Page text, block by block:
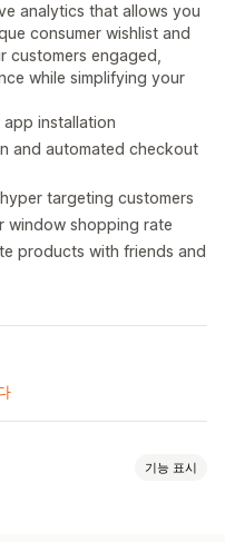
analytics that allows you
consumer wishlist and
customers engaged,
while simplifying your
installation
and automated checkout
targeting customers
window shopping rate
products with friends and
기능 표시